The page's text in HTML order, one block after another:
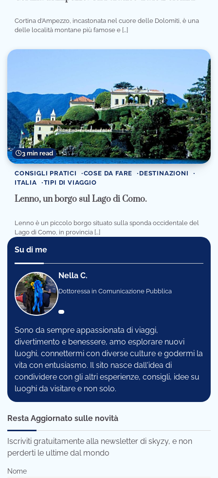
Cortina d’Ampezzo, incastonata nel cuore delle Dolomiti, è una
delle località montane più famose e […]
3 min read
CONSIGLI PRATICI COSE DA FARE
DESTINAZIONI
ITALIA
TIPI DI VIAGGIO
Lenno, un borgo sul Lago di Como.
Lenno è un piccolo borgo situato sulla sponda occidentale del
Lago di Como, in provincia […]
Su di me
Nella C.
Dottoressa in Comunicazione Pubblica
Sono da sempre appassionata di viaggi,
divertimento e benessere, amo esplorare nuovi
luoghi, connettermi con diverse culture e godermi la
vita con entusiasmo. Il sito nasce dall'idea di
condividere con gli altri esperienze, consigli, idee su
luoghi da visitare e non solo.
Resta Aggiornato sulle novità
Iscriviti gratuitamente alla newsletter di skyzy, e non
perderti le ultime dal mondo
Nome